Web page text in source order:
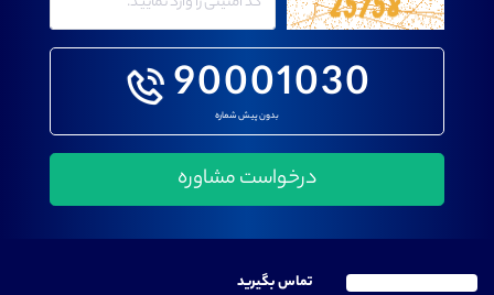
90001030
بدون پیش شماره
تماس بگیرید